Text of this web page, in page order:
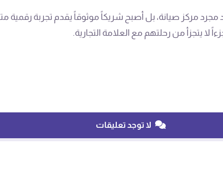
مركز صيانة، بل أصبح شريكاً موثوقاً يقدم تجربة رقمية
يتجزأ من رحلتهم مع العلامة التجارية.
لا توجد تعليقات